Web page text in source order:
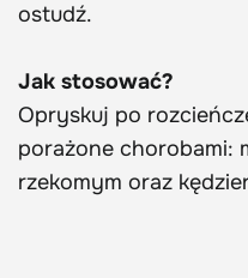
ostudź.
Jak stosować?
Opryskuj po
porażone chorobami:
rzekomym oraz